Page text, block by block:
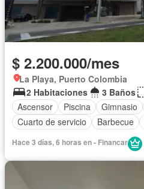
$ 2.200.000/mes
La Playa, Puerto Colombia
2 Habitaciones
3 Baños
Ascensor
Piscina Gimnasio
Cuarto de servicio
Barbecue
Hace 3 días, 6 horas en - Financar